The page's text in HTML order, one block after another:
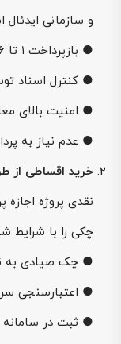
و سازمانی
● بازپرداخت ۱ تا ۶ ماهه
● کنترل اسناد
● امنیت بالای
● عدم نیاز به
خرید اقساطی از
نقدی پروژه
چکی را با شرایط
● چک صیادی به
● اعتبارسنجی
● ثبت در سامانه